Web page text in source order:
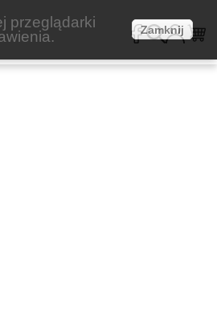
przeglądarki
Zamknij